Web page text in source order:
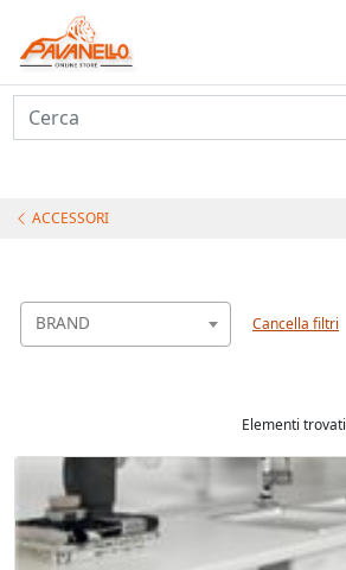
Cerca
ACCESSORI
BRAND Cancella filtri
Elementi trovati